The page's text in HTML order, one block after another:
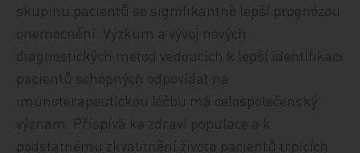
skupinu pacientů se signifikantně lepší prognózou
onemocnění. Výzkum a vývoj nových
diagnostických metod vedoucích k lepší identifikaci
pacientů schopných odpovídat na
imunoterapeutickou léčbu má celospolečenský
význam. Přispívá ke zdraví populace a k
podstatnému zkvalitnění života pacientů trpících